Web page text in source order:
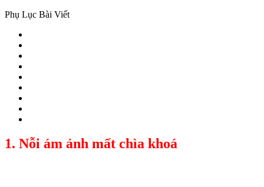
Phụ Lục Bài Viết
1. Nỗi ám ảnh mất chìa khoá